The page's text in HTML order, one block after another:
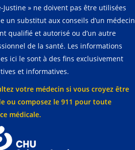
Justine » ne doivent pas être utilisées
un substitut aux conseils d’un médecin
qualifié et autorisé ou d’un autre
de la santé. Les informations
ici le sont à des fins exclusivement
et informatives.
votre médecin si vous croyez être
ou composez le 911 pour toute
médicale.